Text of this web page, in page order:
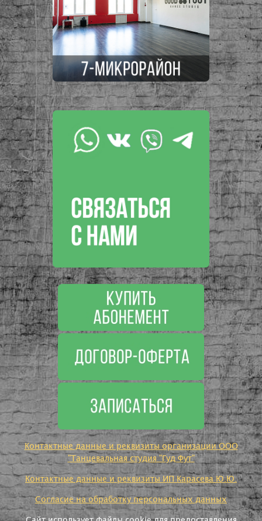
Контактные данные и реквизиты организации ООО
"Танцевальная студия "Гуд Фут"
Контактные данные и реквизиты ИП Карасева Ю.Ю.
Согласие на обработку персональных данных